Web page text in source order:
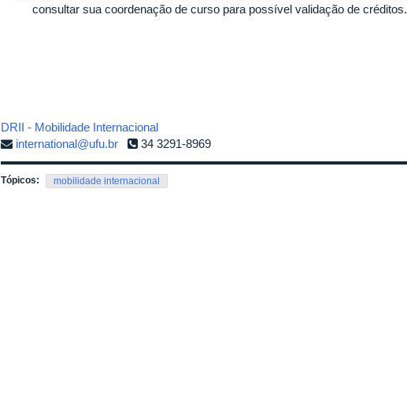
consultar sua coordenação de curso para possível validação de créditos.
DRII - Mobilidade Internacional
international@ufu.br
34 3291-8969
Tópicos: mobilidade internacional